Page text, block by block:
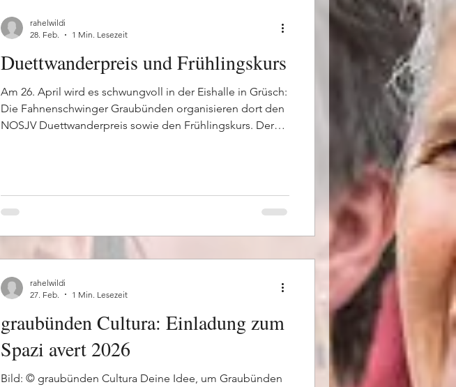
Duettwanderpreis und Frühlingskurs
Am 26. April wird es schwungvoll in der Eishalle in Grüsch:
Die Fahnenschwinger Graubünden organisieren dort den
NOSJV Duettwanderpreis sowie den Frühlingskurs. Der
lohnt sich! Im Anschluss beginnt der Frühlingskurs mit
verschiedenen Gruppen. Dabei habt ihr die Gelegenheit,
rahelwildi
28. Feb.
1 Min. Lesezeit
graubünden Cultura: Einladung zum
Spazi avert 2026
Bild: © graubünden Cultura Deine Idee, um Graubünden
rahelwildi
27. Feb.
1 Min. Lesezeit